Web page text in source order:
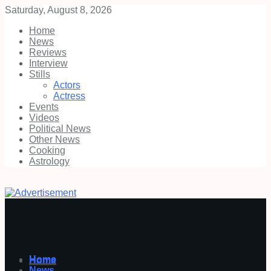
Saturday, August 8, 2026
Home
News
Reviews
Interview
Stills
Actors
Actress
Events
Videos
Political News
Other News
Cooking
Astrology
Home
Home